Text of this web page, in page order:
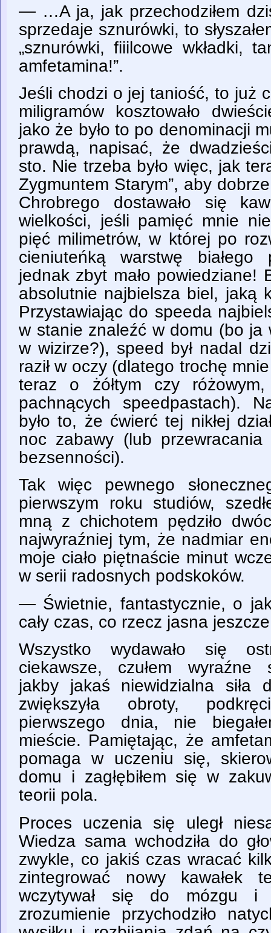
— …A ja, jak przechodziłem
sprzedaje sznurówki, to
„sznurówki, fiiilcowe wkładki,
amfetamina!”.
Jeśli chodzi o jej taniość, to już
miligramów kosztowało
jako że było to po denominacji
prawdą, napisać, że
sto. Nie trzeba było więc, jak
Zygmuntem Starym”, aby
Chrobrego dostawało się
wielkości, jeśli pamięć mnie
pięć milimetrów, w której po
cieniuteńką warstwę białego
jednak zbyt mało powiedziane!
absolutnie najbielsza biel, jaką
Przystawiając do speeda
w stanie znaleźć w domu (bo ja
w wizirze?), speed był nadal
raził w oczy (dlatego trochę
teraz o żółtym czy
pachnących speedpastach).
było to, że ćwierć tej nikłej
noc zabawy (lub
bezsenności).
Tak więc pewnego
pierwszym roku studiów,
mną z chichotem pędziło
najwyraźniej tym, że nadmiar
moje ciało piętnaście minut
w serii radosnych podskoków.
— Świetnie, fantastycznie, o
cały czas, co rzecz jasna
Wszystko wydawało się
ciekawsze, czułem wyraźne
jakby jakaś niewidzialna siła
zwiększyła obroty,
pierwszego dnia, nie
mieście. Pamiętając, że
pomaga w uczeniu się,
domu i zagłębiłem się w
teorii pola.
Proces uczenia się uległ
Wiedza sama wchodziła do
zwykle, co jakiś czas wracać
zintegrować nowy kawałek
wczytywał się do mózgu i
zrozumienie przychodziło